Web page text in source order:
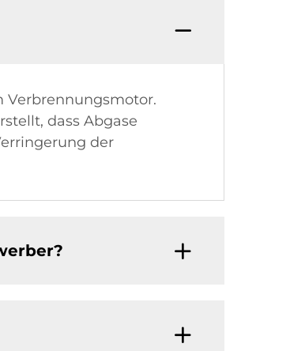
Verbrennungsmotor.
dass Abgase
der